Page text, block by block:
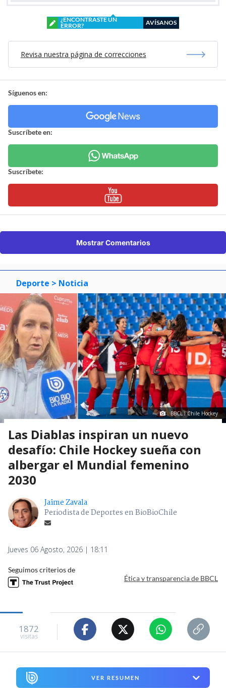
¿ENCONTRASTE UN
ERROR?
AVÍSANOS
Revisa nuestra página de correcciones
Síguenos en:
Suscríbete en:
Suscríbete:
Mostrar Comentarios
Deporte > Noticia
BBCL I Chile Hockey
Las Diablas inspiran un nuevo
desafío: Chile Hockey sueña con
albergar el Mundial femenino
2030
Jaime Zavala
Periodista de Deportes en BioBioChile
Jueves 06 Agosto, 2026 | 18:11
Seguimos criterios de
Ética y transparencia de BBCL
1872
visitas
VER RESUMEN